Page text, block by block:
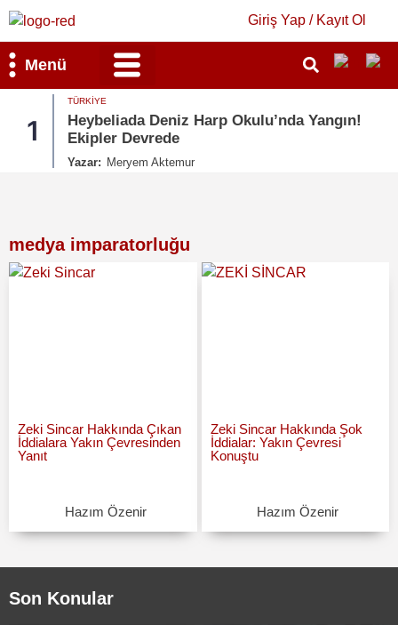
Giriş Yap / Kayıt Ol
Menü
Harp Okulu’nda Yangın!
2
2026 TMO
medya imparatorluğu
Zeki Sincar Hakkında Çıkan
İddialara Yakın Çevresinden
Yanıt
Hazım Özenir
Zeki Sincar Hakkında Şok
İddialar: Yakın Çevresi
Konuştu
Hazım Özenir
Son Konular